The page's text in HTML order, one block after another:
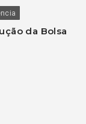
da Bolsa